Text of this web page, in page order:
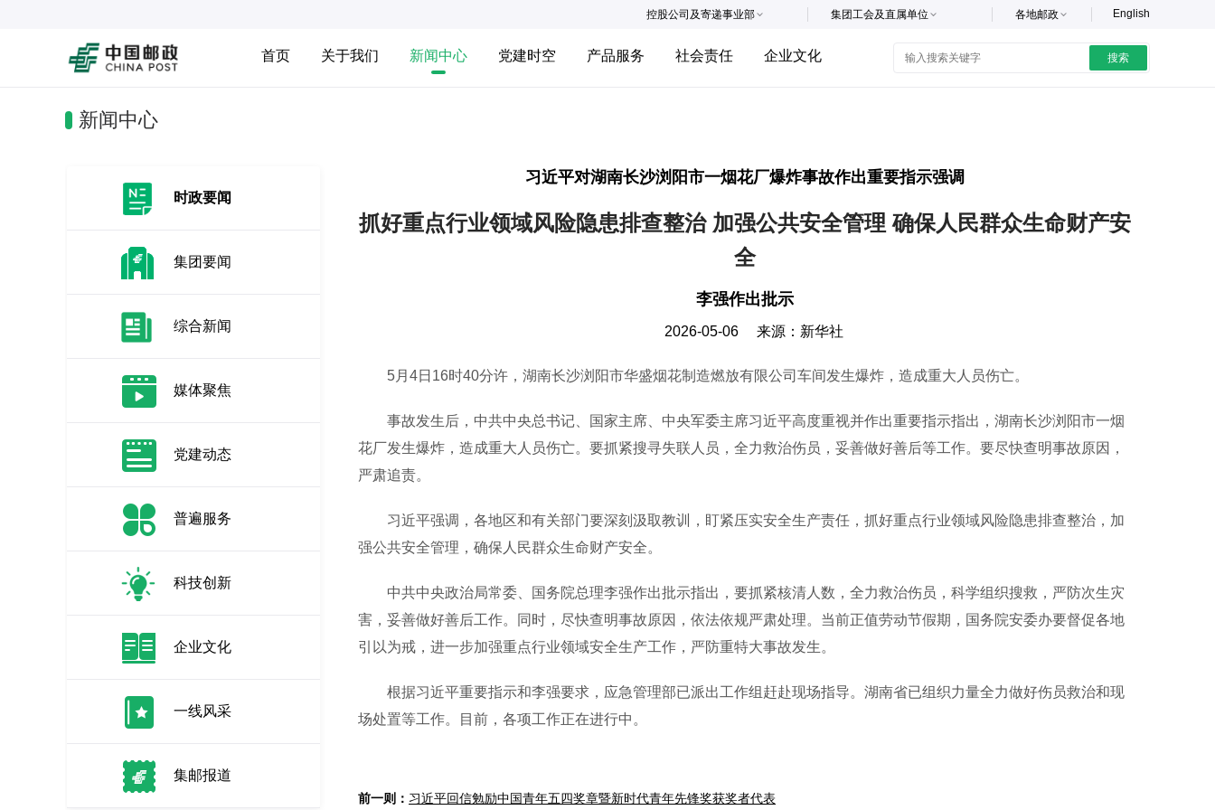
English
各地邮政
集团工会及直属单位
控股公司及寄递事业部
首页 关于我们 新闻中心 党建时空 产品服务 社会责任 企业文化 搜索
新闻中心
时政要闻
集团要闻
综合新闻
媒体聚焦
党建动态
普遍服务
科技创新
企业文化
一线风采
集邮报道
习近平对湖南长沙浏阳市一烟花厂爆炸事故作出重要指示强调
抓好重点行业领域风险隐患排查整治 加强公共安全管理 确保人民群众生命财产安
全
李强作出批示
2026-05-06 来源： 新华社
5月4日16时40分许，湖南长沙浏阳市华盛烟花制造燃放有限公司车间发生爆炸，造成重大人员伤亡。
事故发生后，中共中央总书记、国家主席、中央军委主席习近平高度重视并作出重要指示指出，湖南长沙浏阳市一烟
花厂发生爆炸，造成重大人员伤亡。要抓紧搜寻失联人员，全力救治伤员，妥善做好善后等工作。要尽快查明事故原因，
严肃追责。
习近平强调，各地区和有关部门要深刻汲取教训，盯紧压实安全生产责任，抓好重点行业领域风险隐患排查整治，加
强公共安全管理，确保人民群众生命财产安全。
中共中央政治局常委、国务院总理李强作出批示指出，要抓紧核清人数，全力救治伤员，科学组织搜救，严防次生灾
害，妥善做好善后工作。同时，尽快查明事故原因，依法依规严肃处理。当前正值劳动节假期，国务院安委办要督促各地
引以为戒，进一步加强重点行业领域安全生产工作，严防重特大事故发生。
根据习近平重要指示和李强要求，应急管理部已派出工作组赶赴现场指导。湖南省已组织力量全力做好伤员救治和现
场处置等工作。目前，各项工作正在进行中。
习近平回信勉励中国青年五四奖章暨新时代青年先锋奖获奖者代表